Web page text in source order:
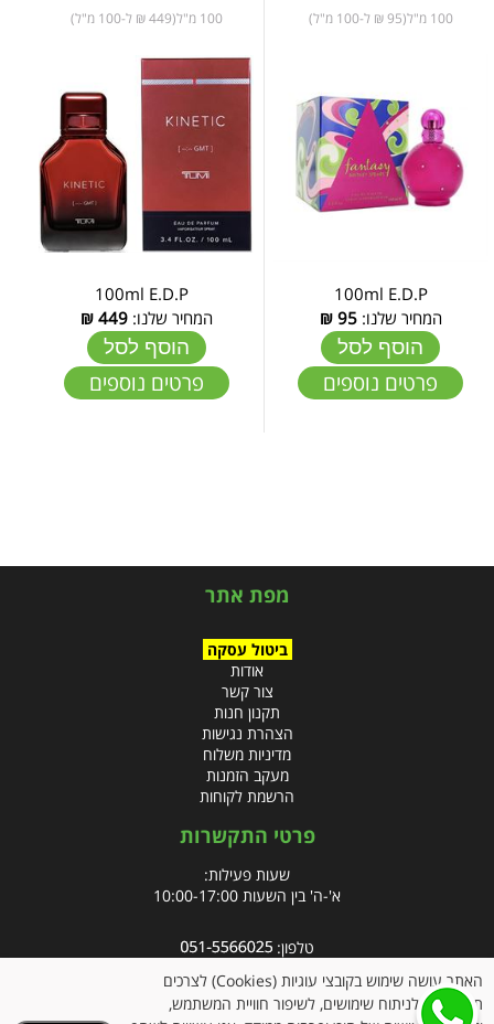
100 מ"ל(95 ₪ ל-100 מ"ל)
100ml E.D.P
המחיר שלנו:95
₪
הוסף לסל
פרטים נוספים
100 מ"ל(449 ₪ ל-100 מ"ל)
המחיר שלנו:449
₪
הוסף לסל
פרטים נוספים
מפת אתר
ביטול עסקה
אודות
צור קשר
תקנון חנות
הצהרת נגישות
מדיניות משלוח
מעקב הזמנות
הרשמת לקוחות
פרטי התקשרות
שעות פעילות:
א'-ה' בין השעות 10:00-17:00
טלפון:
אימייל:info@clubpharm.co.il
האתר עושה שימוש בקובצי עוגיות (Cookies) לצרכים
תפעוליים, לניתוח שימושים, לשיפור חוויית המשתמש,